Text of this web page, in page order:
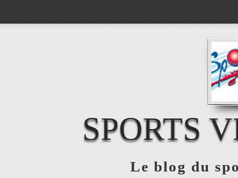
SPORTS
Le blog du